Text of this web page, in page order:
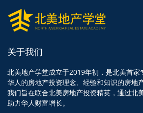
关于我们
北美地产学堂成立于2019年初，是北美首家
华人的房地产投资理念、经验和知识的房地
我们旨在联合北美房地产投资精英，通过北
助力华人财富增长。